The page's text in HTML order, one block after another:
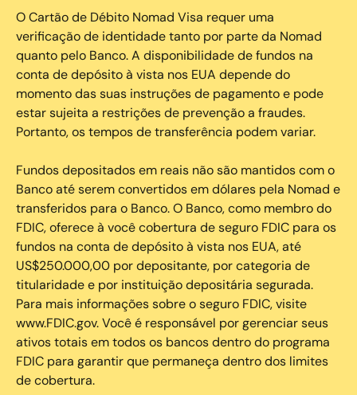
O Cartão de Débito Nomad Visa requer uma
verificação de identidade tanto por parte da Nomad
quanto pelo Banco. A disponibilidade de fundos na
conta de depósito à vista nos EUA depende do
momento das suas instruções de pagamento e pode
estar sujeita a restrições de prevenção a fraudes.
Portanto, os tempos de transferência podem variar.
Fundos depositados em reais não são mantidos com o
Banco até serem convertidos em dólares pela Nomad e
transferidos para o Banco. O Banco, como membro do
FDIC, oferece à você cobertura de seguro FDIC para os
fundos na conta de depósito à vista nos EUA, até
US$250.000,00 por depositante, por categoria de
titularidade e por instituição depositária segurada.
Para mais informações sobre o seguro FDIC, visite
www.FDIC.gov. Você é responsável por gerenciar seus
ativos totais em todos os bancos dentro do programa
FDIC para garantir que permaneça dentro dos limites
de cobertura.